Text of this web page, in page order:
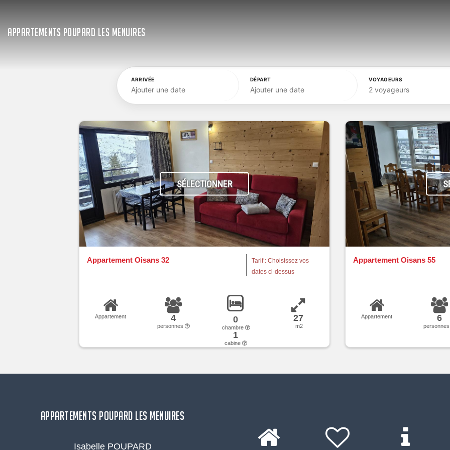
APPARTEMENTS POUPARD LES MENUIRES
ARRIVÉE
Ajouter une date
DÉPART
Ajouter une date
VOYAGEURS
2 voyageurs
SÉLECTIONNER
Appartement Oisans 32
Tarif : Choisissez vos
dates ci-dessus
Appartement 4
personnes
0
chambre
1
cabine
27
m2
Appartement Oisans 55
Appartement 6
personnes
APPARTEMENTS POUPARD LES MENUIRES
Isabelle POUPARD